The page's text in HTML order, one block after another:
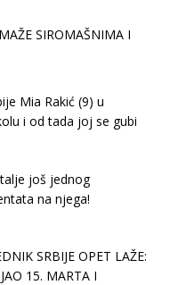
SIROMAŠNIMA I
Mia Rakić (9) u
i od tada joj se gubi
još jednog
na njega!
SRBIJE OPET LAŽE:
15. MARTA I